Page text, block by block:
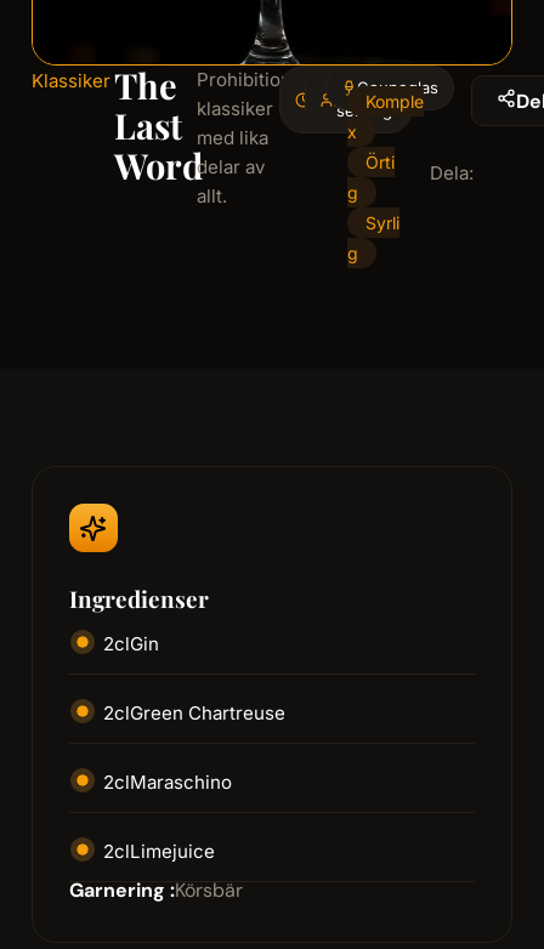
KlassikerThe
Last
Word
Prohibition-
klassiker
med lika
delar av
allt.
4
minminutes
1
serving
Coupeglas
Komple
x
Örti
g
Syrli
g
Dela:
Ingredienser
2clGin
2clGreen Chartreuse
2clMaraschino
2clLimejuice
Garnering :Körsbär